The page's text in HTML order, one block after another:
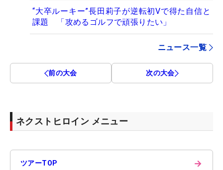
“大卒ルーキー”長田莉子が逆転初Vで得た自信と
課題 「攻めるゴルフで頑張りたい」
ニュース一覧
前の大会 次の大会
ネクストヒロイン メニュー
ツアーTOP →